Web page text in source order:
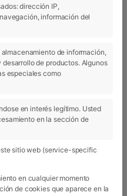
dirección IP,
información del
de información,
de productos. Algunos
especiales como
en interés legítimo. Usted
en la sección de
sitio web (service-specific
en cualquier momento
de cookies que aparece en la